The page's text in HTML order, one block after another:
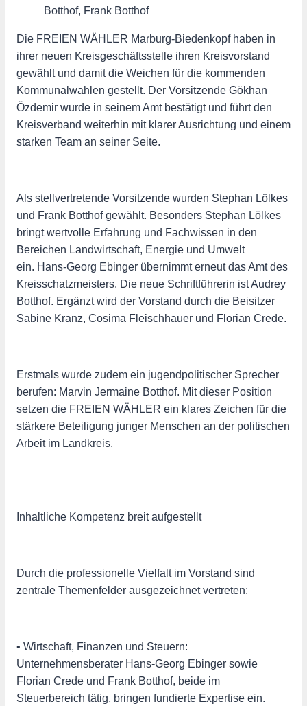
Botthof, Frank Botthof
Die FREIEN WÄHLER Marburg-Biedenkopf haben in
ihrer neuen Kreisgeschäftsstelle ihren Kreisvorstand
gewählt und damit die Weichen für die kommenden
Kommunalwahlen gestellt. Der Vorsitzende Gökhan
Özdemir wurde in seinem Amt bestätigt und führt den
Kreisverband weiterhin mit klarer Ausrichtung und einem
starken Team an seiner Seite.
Als stellvertretende Vorsitzende wurden Stephan Lölkes
und Frank Botthof gewählt. Besonders Stephan Lölkes
bringt wertvolle Erfahrung und Fachwissen in den
Bereichen Landwirtschaft, Energie und Umwelt
ein. Hans-Georg Ebinger übernimmt erneut das Amt des
Kreisschatzmeisters. Die neue Schriftführerin ist Audrey
Botthof. Ergänzt wird der Vorstand durch die Beisitzer
Sabine Kranz, Cosima Fleischhauer und Florian Crede.
Erstmals wurde zudem ein jugendpolitischer Sprecher
berufen: Marvin Jermaine Botthof. Mit dieser Position
setzen die FREIEN WÄHLER ein klares Zeichen für die
stärkere Beteiligung junger Menschen an der politischen
Arbeit im Landkreis.
Inhaltliche Kompetenz breit aufgestellt
Durch die professionelle Vielfalt im Vorstand sind
zentrale Themenfelder ausgezeichnet vertreten:
• Wirtschaft, Finanzen und Steuern:
Unternehmensberater Hans-Georg Ebinger sowie
Florian Crede und Frank Botthof, beide im
Steuerbereich tätig, bringen fundierte Expertise ein.